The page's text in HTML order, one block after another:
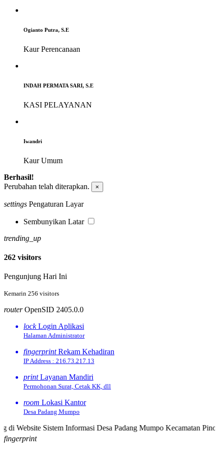
Ogianto Putra, S.E
Kaur Perencanaan
INDAH PERMATA SARI, S.E
KASI PELAYANAN
Iwandri
Kaur Umum
Berhasil!
Perubahan telah diterapkan.
×
settings Pengaturan Layar
Sembunyikan Latar
trending_up
262 visitors
Pengunjung Hari Ini
Kemarin 256 visitors
routerOpenSID 2405.0.0
lockLogin Aplikasi
Halaman Administrator
fingerprintRekam Kehadiran
IP Address : 216.73.217.13
printLayanan Mandiri
Permohonan Surat, Cetak KK, dll
room Lokasi Kantor
Desa Padang Mumpo
Sistem Informasi Desa Padang Mumpo Kecamatan Pino
fingerprint